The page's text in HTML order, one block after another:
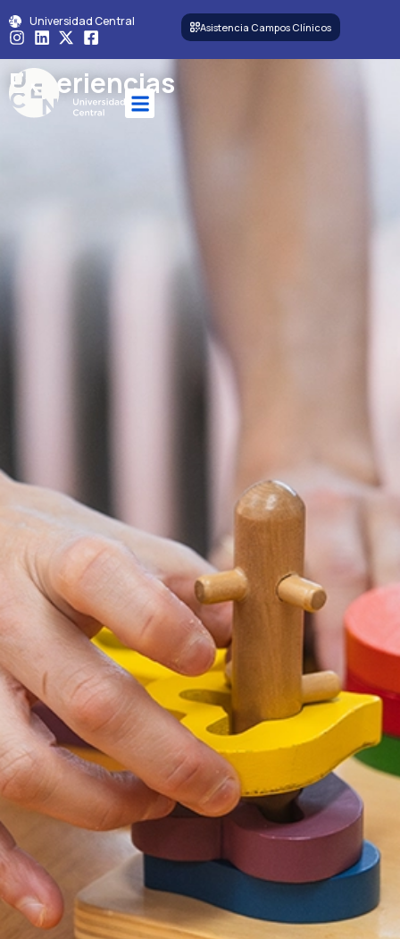
Universidad Central Asistencia Campos Clínicos
Experiencias